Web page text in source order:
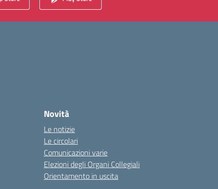
Novità
Le notizie
Le circolari
Comunicazioni varie
Elezioni degli Organi Collegiali
Orientamento in uscita